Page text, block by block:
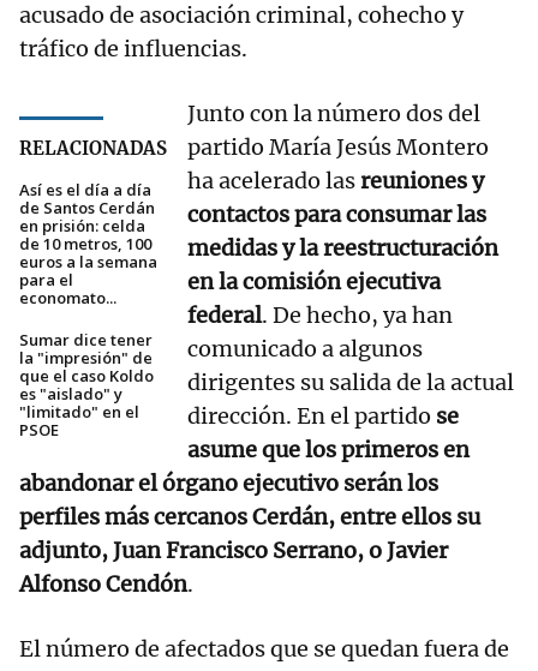
acusado de asociación criminal, cohecho y
tráfico de influencias.
RELACIONADAS
Así es el día a día
de Santos Cerdán
en prisión: celda
de 10 metros, 100
euros a la semana
para el
economato...
Sumar dice tener
la "impresión" de
que el caso Koldo
es "aislado" y
"limitado" en el
PSOE
Junto con la número dos del
partido María Jesús Montero
ha acelerado lasreuniones y
contactos para consumar las
medidas y la reestructuración
en la comisión ejecutiva
federal. De hecho, ya han
comunicado a algunos
dirigentes su salida de la actual
dirección. En el partido se
asume que los primeros en
abandonar el órgano ejecutivo serán los
perfiles más cercanos Cerdán, entre ellos su
adjunto, Juan Francisco Serrano, o Javier
Alfonso Cendón.
El número de afectados que se quedan fuera de